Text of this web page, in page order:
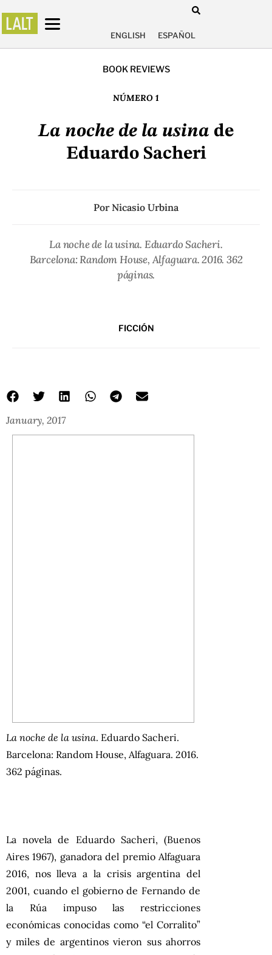
ENGLISH ESPAÑOL
BOOK REVIEWS
NÚMERO 1
La noche de la usina de
Eduardo Sacheri
PorNicasio Urbina
La noche de la usina. Eduardo Sacheri.
Barcelona: Random House, Alfaguara. 2016. 362
páginas.
FICCIÓN
January, 2017
La noche de la usina. Eduardo Sacheri.
Barcelona: Random House, Alfaguara. 2016.
362 páginas.
La novela de Eduardo Sacheri, (Buenos
Aires 1967), ganadora del premio Alfaguara
2016, nos lleva a la crisis argentina del
2001, cuando el gobierno de Fernando de
la Rúa impuso las restricciones
económicas conocidas como “el Corralito”
y miles de argentinos vieron sus ahorros